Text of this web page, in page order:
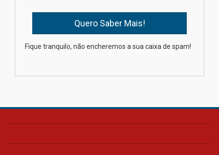
na educação dos filhos além da
Fique tranquilo, não encheremos a sua caixa de spam!